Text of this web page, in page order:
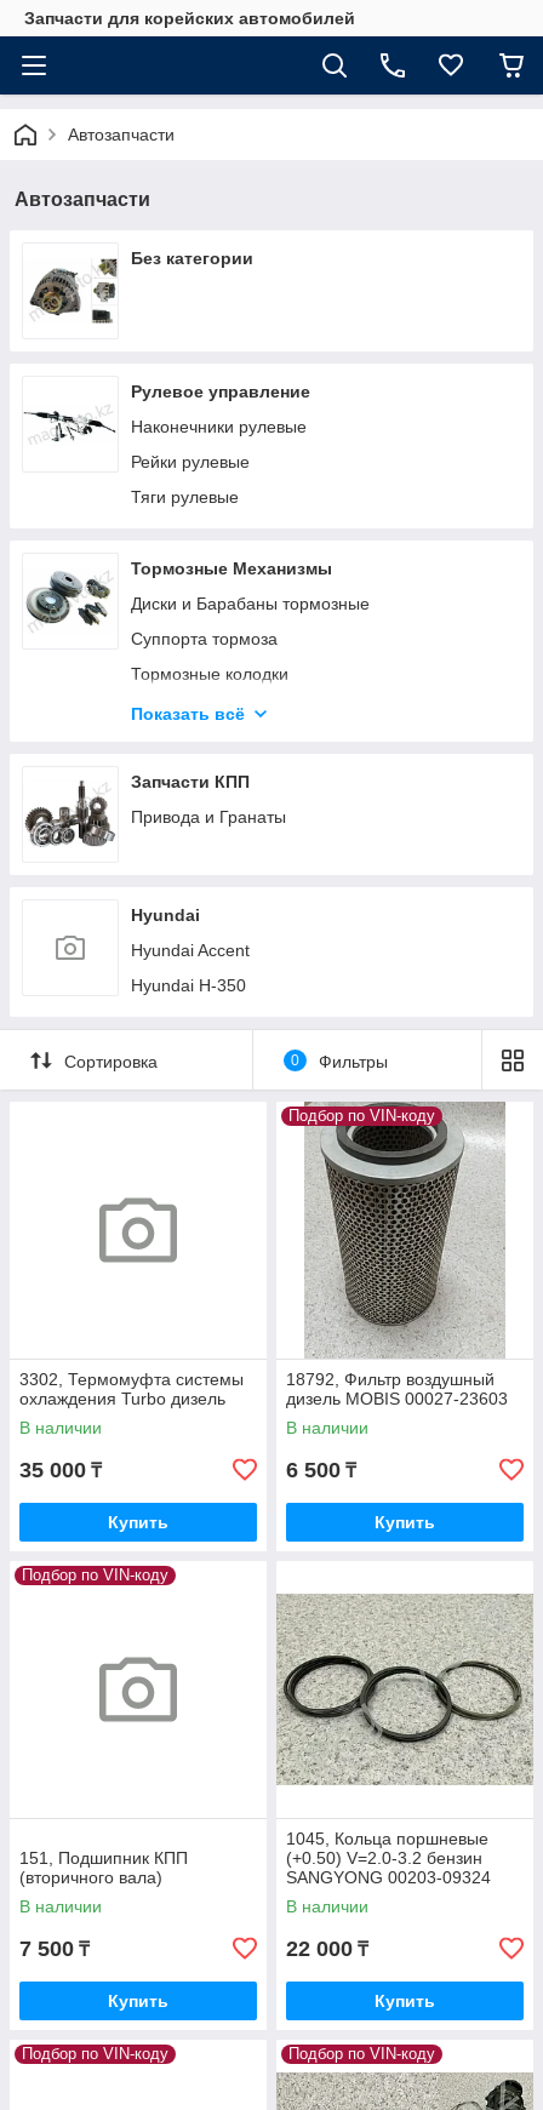
Запчасти для корейских автомобилей
Автозапчасти
Автозапчасти
Без категории
Рулевое управление
Наконечники рулевые
Рейки рулевые
Тяги рулевые
Тормозные Механизмы
Диски и Барабаны тормозные
Суппорта тормоза
Тормозные колодки
Тормозные механизмы (Прочее)
Цилиндры тормоза
Шланги тормозные
Показать всё
Запчасти КПП
Привода и Гранаты
Hyundai
Hyundai Accent
Hyundai H-350
Сортировка 0 Фильтры
3302, Термомуфта системы
охлаждения Turbo дизель
В наличии
35 000 ₸
Купить
Подбор по VIN-коду
18792, Фильтр воздушный
дизель MOBIS 00027-23603
В наличии
6 500 ₸
Купить
Подбор по VIN-коду
151, Подшипник КПП
(вторичного вала)
В наличии
7 500 ₸
Купить
1045, Кольца поршневые
(+0.50) V=2.0-3.2 бензин
SANGYONG 00203-09324
В наличии
22 000 ₸
Купить
Подбор по VIN-коду Подбор по VIN-коду